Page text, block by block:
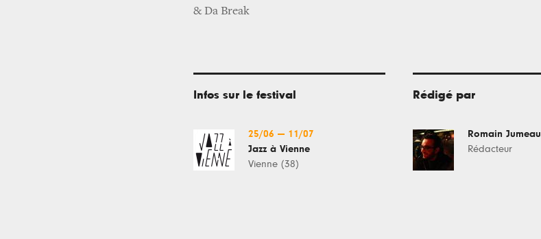
& Da Break
Infos sur le festival
25/06 — 11/07
Jazz à Vienne
Vienne (38)
Rédigé par
Romain Jumeau
Rédacteur